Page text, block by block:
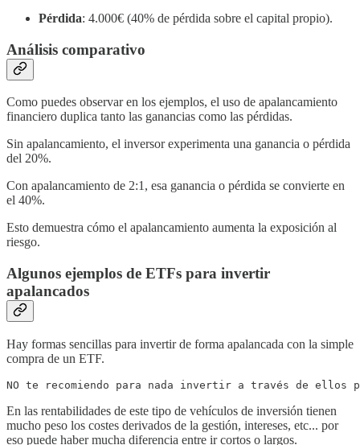
Pérdida: 4.000€ (40% de pérdida sobre el capital propio).
Análisis comparativo
Como puedes observar en los ejemplos, el uso de apalancamiento
financiero duplica tanto las ganancias como las pérdidas.
Sin apalancamiento, el inversor experimenta una ganancia o pérdida
del 20%.
Con apalancamiento de 2:1, esa ganancia o pérdida se convierte en
el 40%.
Esto demuestra cómo el apalancamiento aumenta la exposición al
riesgo.
Algunos ejemplos de ETFs para invertir
apalancados
Hay formas sencillas para invertir de forma apalancada con la simple
compra de un ETF.
NO te recomiendo para nada invertir a través de ellos
En las rentabilidades de este tipo de vehículos de inversión tienen
mucho peso los costes derivados de la gestión, intereses, etc... por
eso puede haber mucha diferencia entre ir cortos o largos.